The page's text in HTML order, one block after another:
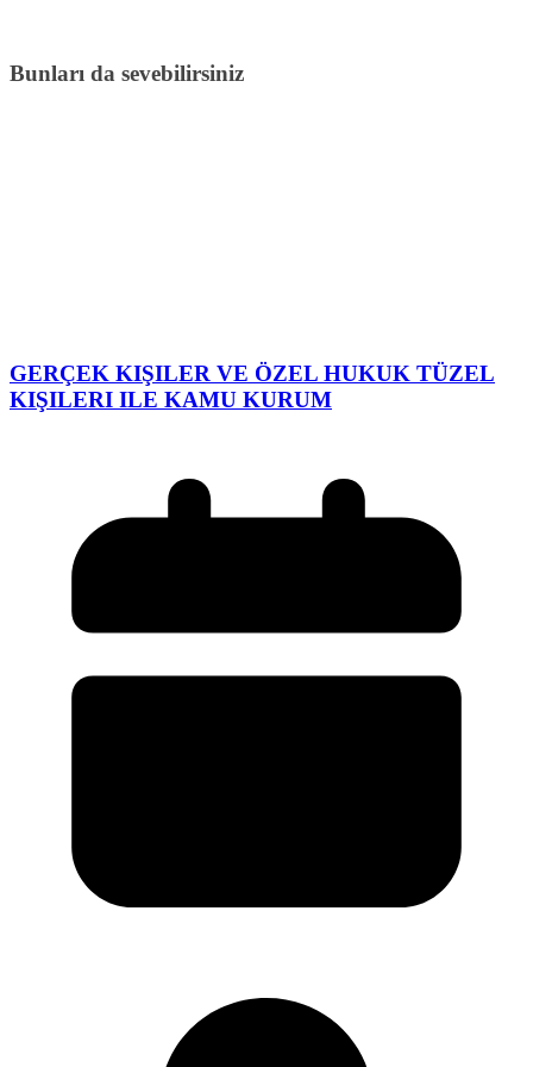
Bunları da sevebilirsiniz
GERÇEK KIŞILER VE ÖZEL HUKUK TÜZEL
KIŞILERI ILE KAMU KURUM